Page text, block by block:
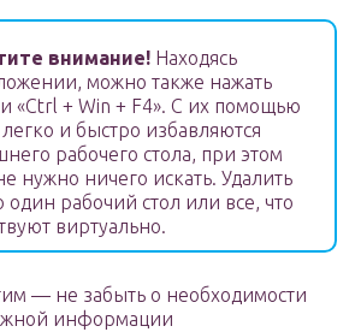
внимание! Находясь
можно также нажать
«Ctrl + Win + F4». С их помощью
и быстро избавляются
рабочего стола, при этом
нужно ничего искать. Удалить
рабочий стол или все, что
виртуально.
— не забыть о необходимости
информации